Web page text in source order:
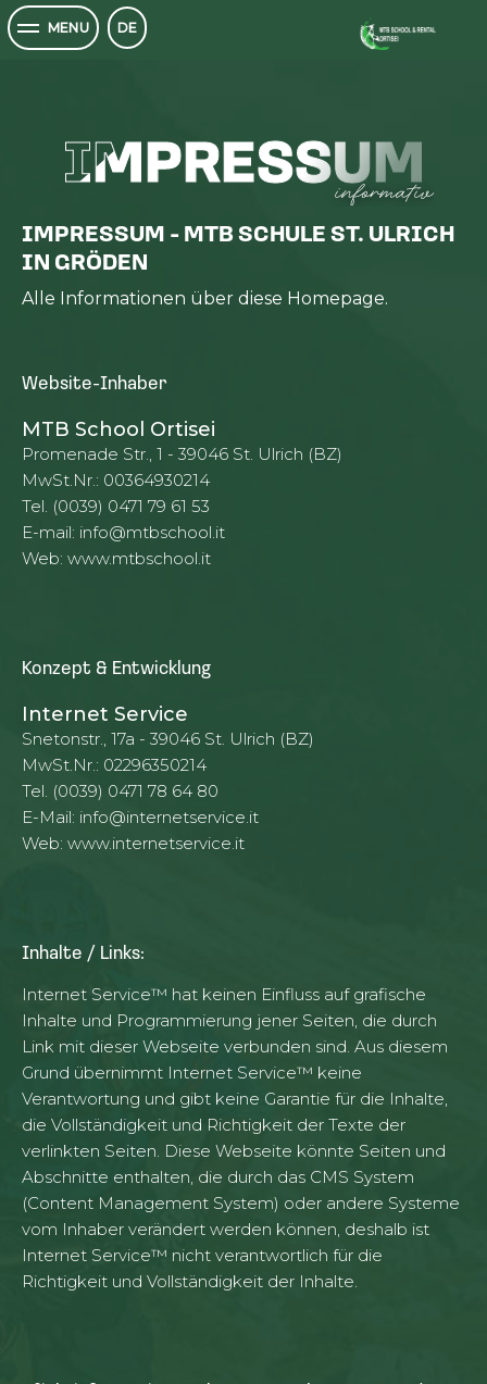
MENU DE MTB SCHOOL
IMPRESSUM
IMPRESSUM
informativ
IMPRESSUM - MTB SCHULE ST. ULRICH
IN GRÖDEN
Alle Informationen über diese Homepage.
Website-Inhaber
MTB School Ortisei
Promenade Str., 1 - 39046 St. Ulrich (BZ)
MwSt.Nr.: 00364930214
Tel. (0039) 0471 79 61 53
E-mail: info@mtbschool.it
Web: www.mtbschool.it
Konzept & Entwicklung
Internet Service
Snetonstr., 17a - 39046 St. Ulrich (BZ)
MwSt.Nr.: 02296350214
Tel. (0039) 0471 78 64 80
E-Mail: info@internetservice.it
Web: www.internetservice.it
Inhalte / Links:
Internet Service™ hat keinen Einfluss auf grafische
Inhalte und Programmierung jener Seiten, die durch
Link mit dieser Webseite verbunden sind. Aus diesem
Grund übernimmt Internet Service™ keine
Verantwortung und gibt keine Garantie für die Inhalte,
die Vollständigkeit und Richtigkeit der Texte der
verlinkten Seiten. Diese Webseite könnte Seiten und
Abschnitte enthalten, die durch das CMS System
(Content Management System) oder andere Systeme
vom Inhaber verändert werden können, deshalb ist
Internet Service™ nicht verantwortlich für die
Richtigkeit und Vollständigkeit der Inhalte.